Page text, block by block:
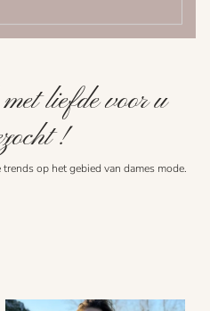
liefde voor u
!
op het gebied van dames mode.